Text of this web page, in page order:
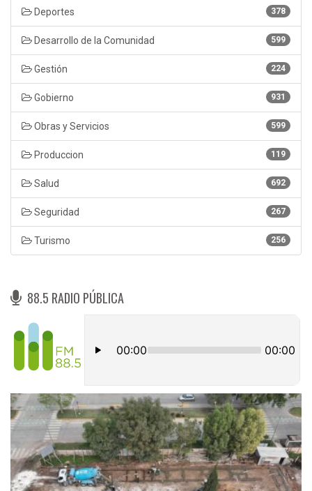
378
Deportes
599
Desarrollo de la Comunidad
224
Gestión
931
Gobierno
599
Obras y Servicios
119
Produccion
692
Salud
267
Seguridad
256
Turismo
88.5 RADIO PÚBLICA